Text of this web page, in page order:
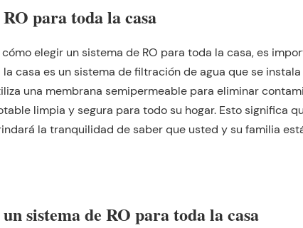
para toda la casa
elegir un sistema de RO para toda la casa, es
casa es un sistema de filtración de agua que se
una membrana semipermeable para eliminar
limpia y segura para todo su hogar. Esto significa
la tranquilidad de saber que usted y su familia
sistema de RO para toda la casa